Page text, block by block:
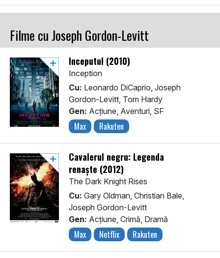
Filme cu Joseph Gordon-Levitt
Începutul (2010)
Inception
Cu: Leonardo DiCaprio, Joseph
Gordon-Levitt, Tom Hardy
Gen: Acţiune, Aventuri, SF
Max Rakuten
Cavalerul negru: Legenda
renaște (2012)
The Dark Knight Rises
Cu: Gary Oldman, Christian Bale,
Joseph Gordon-Levitt
Gen: Acţiune, Crimă, Dramă
Max Netflix Rakuten